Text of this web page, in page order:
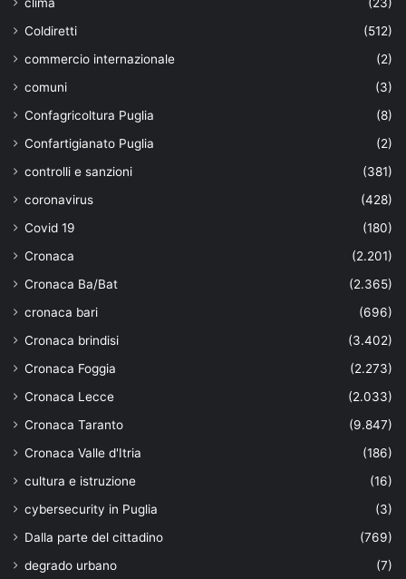
Coldiretti
(512)
commercio internazionale
(2)
comuni
(3)
Confagricoltura Puglia
(8)
Confartigianato Puglia
(2)
controlli e sanzioni
(381)
coronavirus
(428)
Covid 19
(180)
Cronaca
(2.201)
Cronaca Ba/Bat
(2.365)
cronaca bari
(696)
Cronaca brindisi
(3.402)
Cronaca Foggia
(2.273)
Cronaca Lecce
(2.033)
Cronaca Taranto
(9.847)
Cronaca Valle d'Itria
(186)
cultura e istruzione
(16)
cybersecurity in Puglia
(3)
Dalla parte del cittadino
(769)
degrado urbano
(7)